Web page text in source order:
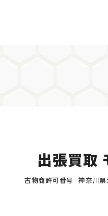
出張買取
古物商許可番号 神奈川